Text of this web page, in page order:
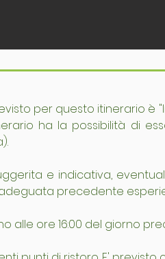
per questo itinerario è
ha la possibilità di
e indicativa,
precedente
alle ore 16:00 del giorno